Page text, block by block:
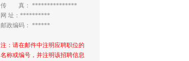
传 真： ***************
网 址：**********
邮政编码： ******
注：请在邮件中注明应聘职位的
名称或编号，并注明该招聘信息